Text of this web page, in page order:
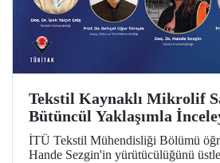
Tekstil Kaynaklı Mikrolif
Bütüncül Yaklaşımla
Azaltım Stratejileri
TÜBİTAK Desteği
İTÜ Tekstil Mühendisliği Bölümü
Hande Sezgin'in yürütücülüğünü